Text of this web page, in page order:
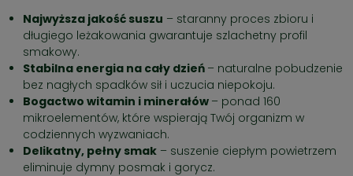
Najwyższa jakość suszu – staranny proces zbioru i
długiego leżakowania gwarantuje szlachetny profil
smakowy.
Stabilna energia na cały dzień – naturalne pobudzenie
bez nagłych spadków sił i uczucia niepokoju.
Bogactwo witamin i minerałów – ponad 160
mikroelementów, które wspierają Twój organizm w
codziennych wyzwaniach.
Delikatny, pełny smak – suszenie ciepłym powietrzem
eliminuje dymny posmak i gorycz.